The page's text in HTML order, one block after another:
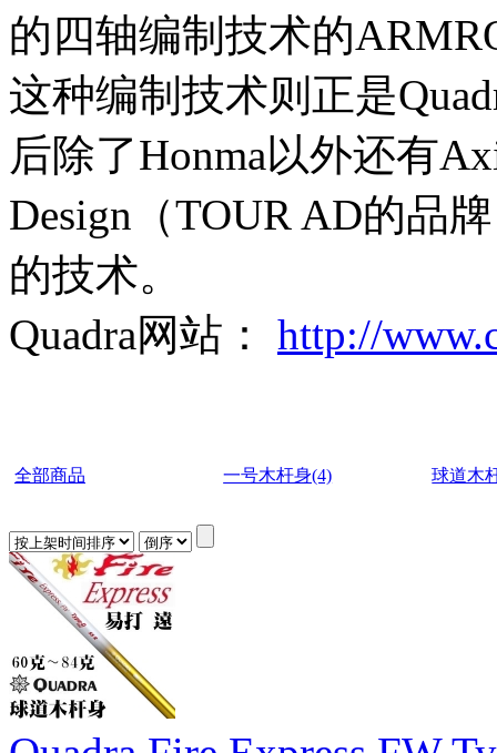
的四轴编制技术的
这种编制技术则正是
后除了Honma以外还有
Design（TOUR AD的品
的技术。
Quadra网站： http://
全部商品 一号木杆身(4) 球道木